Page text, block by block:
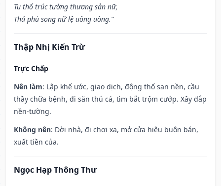
Tu thổ trúc tường thương sản nữ,
Thủ phù song nữ lệ uông uông.”
Thập Nhị Kiến Trừ
Trực Chấp
Nên làm: Lập khế ước, giao dịch, động thổ san nền, cầu
thầy chữa bệnh, đi săn thú cá, tìm bắt trộm cướp. Xây đắp
nền-tường.
Không nên: Dời nhà, đi chơi xa, mở cửa hiệu buôn bán,
xuất tiền của.
Ngọc Hạp Thông Thư